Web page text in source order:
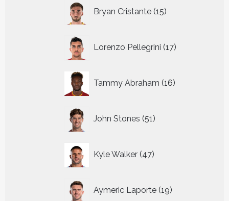
Bryan Cristante 15
producten
Lorenzo Pellegrini 17
producten
Tammy Abraham 16
producten
John Stones 51
producten
Kyle Walker 47
producten
Aymeric Laporte 19
producten